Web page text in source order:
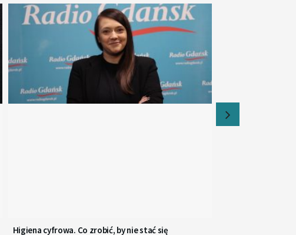
Higiena cyfrowa. Co zrobić, by nie stać się